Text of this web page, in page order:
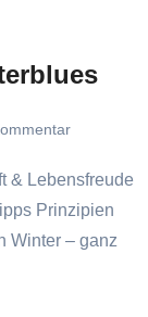
Prinzipien
Winter – ganz